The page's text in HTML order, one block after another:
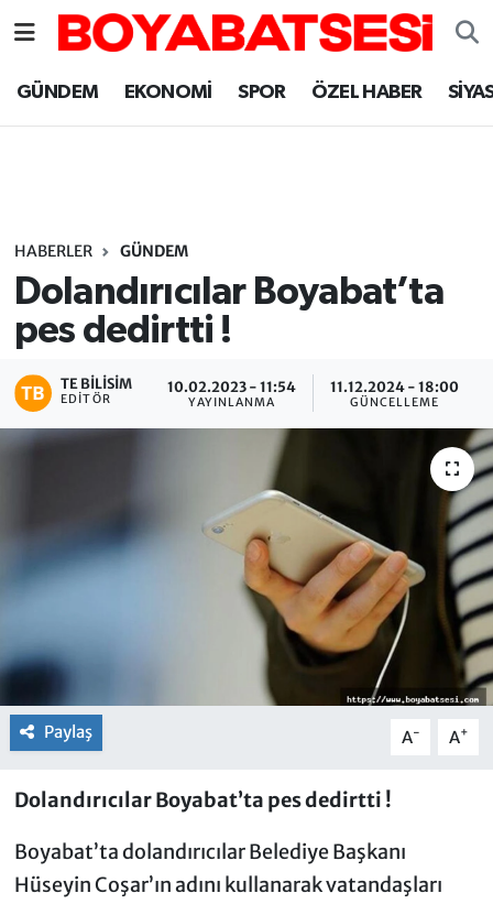
GÜNDEM EKONOMİ SPOR ÖZEL HABER
HABERLER GÜNDEM
Dolandırıcılar Boyabat’ta
pes dedirtti !
TE BILISIM
EDITÖR
10.02.2023 - 11:54
YAYINLANMA
11.12.2024 - 18:00
GÜNCELLEME
Paylaş A- A+
Dolandırıcılar Boyabat’ta pes dedirtti !
Boyabat’ta dolandırıcılar Belediye Başkanı
Hüseyin Coşar’ın adını kullanarak vatandaşları
Sinop Nöbetçi Eczaneler
Sinop Trafik Yoğunluk Haritası
Süper Lig Puan Durumu ve Fikstür